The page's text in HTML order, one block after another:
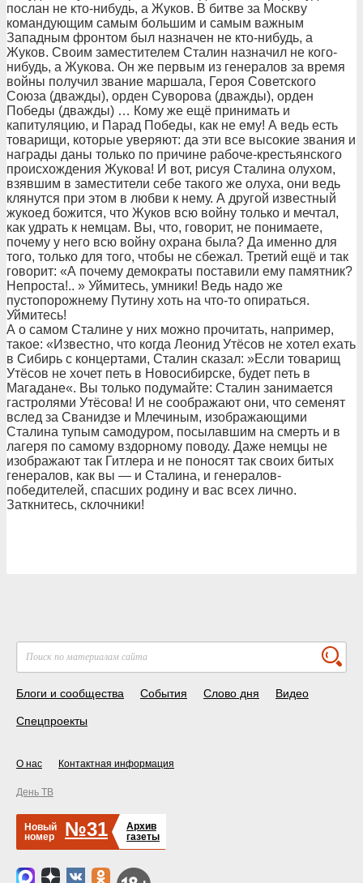
послан не кто-нибудь, а Жуков. В битве за Москву
командующим самым большим и самым важным
Западным фронтом был назначен не кто-нибудь, а
Жуков. Своим заместителем Сталин назначил не кого-
нибудь, а Жукова. Он же первым из генералов за время
войны получил звание маршала, Героя Советского
Союза (дважды), орден Суворова (дважды), орден
Победы (дважды) … Кому же ещё принимать и
капитуляцию, и Парад Победы, как не ему! А ведь есть
товарищи, которые уверяют: да эти все высокие звания и
награды даны только по причине рабоче-крестьянского
происхождения Жукова! И вот, рисуя Сталина олухом,
взявшим в заместители себе такого же олуха, они ведь
клянутся при этом в любви к нему. А другой известный
жукоед божится, что Жуков всю войну только и мечтал,
как удрать к немцам. Вы, что, говорит, не понимаете,
почему у него всю войну охрана была? Да именно для
того, только для того, чтобы не сбежал. Третий ещё и так
говорит: «А почему демократы поставили ему памятник?
Непроста!.. » Уймитесь, умники! Ведь надо же
пустопорожнему Путину хоть на что-то опираться.
Уймитесь!
А о самом Сталине у них можно прочитать, например,
такое: «Известно, что когда Леонид Утёсов не хотел ехать
в Сибирь с концертами, Сталин сказал: »Если товарищ
Утёсов не хочет петь в Новосибирске, будет петь в
Магадане«. Вы только подумайте: Сталин занимается
гастролями Утёсова! И не соображают они, что семенят
вслед за Сванидзе и Млечиным, изображающими
Сталина тупым самодуром, посылавшим на смерть и в
лагеря по самому вздорному поводу. Даже немцы не
изображают так Гитлера и не поносят так своих битых
генералов, как вы — и Сталина, и генералов-
победителей, спасших родину и вас всех лично.
Заткнитесь, склочники!
Блоги и сообщества События Слово дня Видео
Спецпроекты
О нас Контактная информация
День ТВ
Новый
номер
№31
Архив
газеты